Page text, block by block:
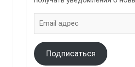
адрес
Подписаться